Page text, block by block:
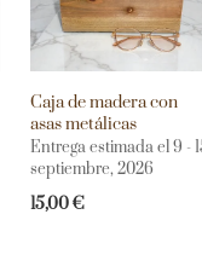
Caja de madera con
asas metálicas
Entrega estimada el 9 -
septiembre, 2026
15,00€